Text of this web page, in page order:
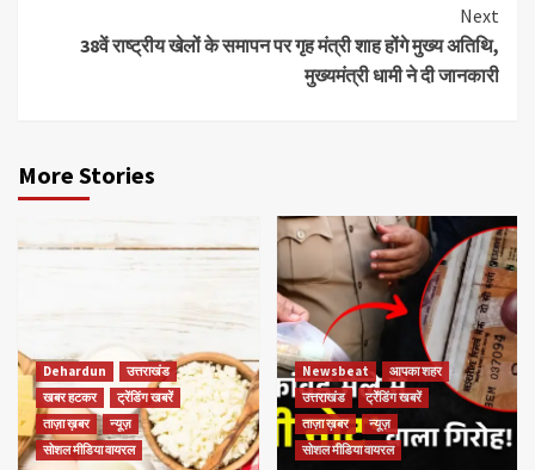
Next
38वें राष्ट्रीय खेलों के समापन पर गृह मंत्री शाह होंगे मुख्य अतिथि,
मुख्यमंत्री धामी ने दी जानकारी
More Stories
Dehardun
उत्तराखंड
खबर हटकर
ट्रेंडिंग खबरें
ताज़ा ख़बर
न्यूज़
सोशल मीडिया वायरल
Newsbeat
आपका शहर
उत्तराखंड
ट्रेंडिंग खबरें
ताज़ा ख़बर
न्यूज़
सोशल मीडिया वायरल